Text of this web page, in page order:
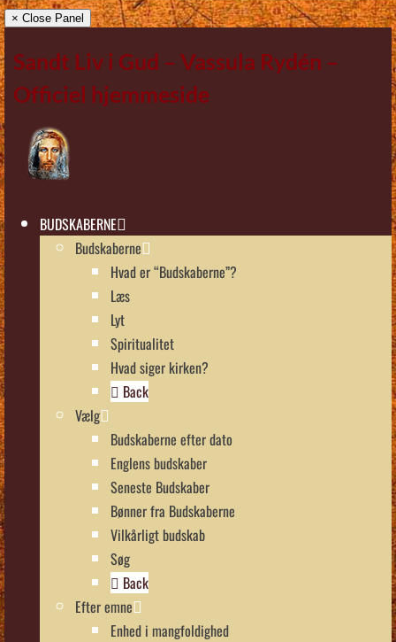
× Close Panel
Sandt Liv i Gud – Vassula Rydén –
Officiel hjemmeside
BUDSKABERNE
Budskaberne
Hvad er “Budskaberne”?
Læs
Lyt
Spiritualitet
Hvad siger kirken?
Back
Vælg
Budskaberne efter dato
Englens budskaber
Seneste Budskaber
Bønner fra Budskaberne
Vilkårligt budskab
Søg
Back
Efter emne
Enhed i mangfoldighed